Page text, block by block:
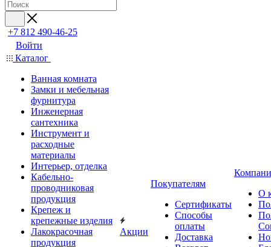
+7 812 490-46-25
Войти
Каталог
Ванная комната
Замки и мебельная
фурнитура
Инженерная
сантехника
Инструмент и
расходные
материалы
Интерьер, отделка
Кабельно-
проводниковая
продукция
Крепеж и
крепежные изделия
Лакокрасочная
продукция
Акции
Покупателям
Сертификаты
Способы
оплаты
Доставка
О